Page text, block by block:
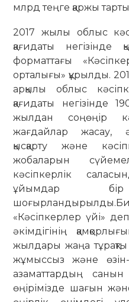
млрд теңге қаржы
2017 жылы облыс
қағидаты негізінде
форматтағы
орталығы» құрылды.
арқылы облыс
қағидаты негізінде
жылдан соңөңір
жағдайлар жасау,
қысқарту және
жобаларын
кәсіпкерлік
ұйымдар бір
«Кәсіпкерлер үйі»
әкімдігінің
жылдары жаңа
жұмыссыз және өзін-
азаматтардың санын
өңірімізде шағын